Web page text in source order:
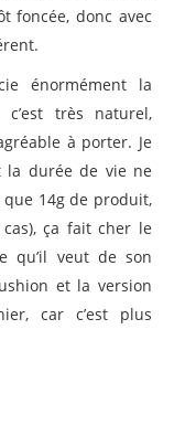
foncée, donc avec
énormément la
très naturel,
à porter. Je
la durée de vie ne
14g de produit,
ça fait cher le
qu’il veut de son
et la version
car c’est plus